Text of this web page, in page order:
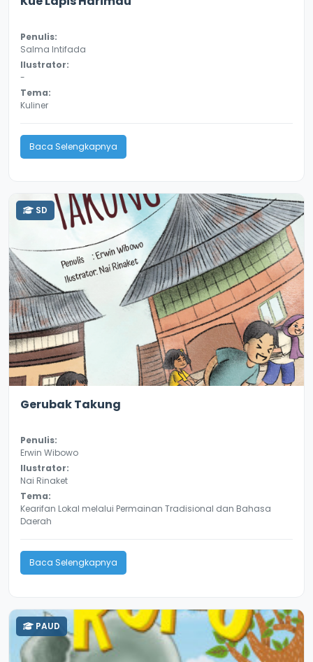
Penulis:
Salma Intifada
Ilustrator:
-
Tema:
Kuliner
Baca Selengkapnya
SD
Gerubak Takung
Penulis:
Erwin Wibowo
Ilustrator:
Nai Rinaket
Tema:
Kearifan Lokal melalui Permainan Tradisional dan Bahasa
Daerah
Baca Selengkapnya
PAUD